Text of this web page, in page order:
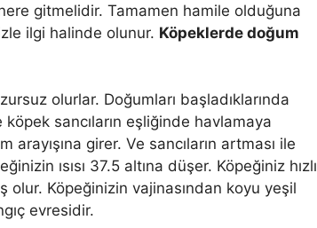
gitmelidir. Tamamen hamile olduğuna
ilgi halinde olunur. Köpeklerde doğum
olurlar. Doğumları başladıklarında
sancıların eşliğinde havlamaya
girer. Ve sancıların artması ile
ısısı 37.5 altına düşer. Köpeğiniz hızlı
olur. Köpeğinizin vajinasından koyu yeşil
evresidir.